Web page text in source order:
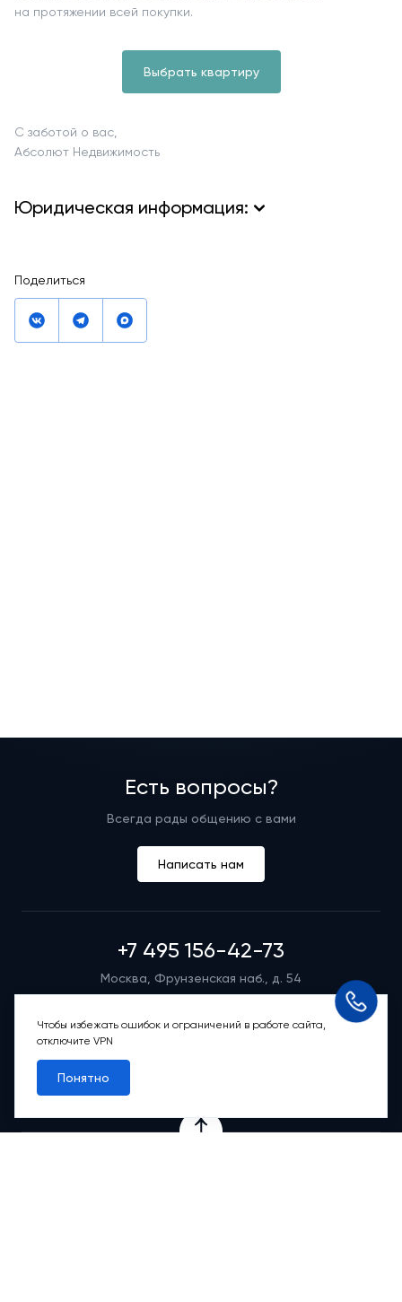
на протяжении всей покупки.
Выбрать квартиру
С заботой о вас,
Абсолют Недвижимость
Юридическая информация:
по лимитированному пулу квартир. Программа
распространяются на покупку квартир в 5 корпусе 11 Фазы
строительства.
Поделиться
Есть вопросы?
Всегда рады общению с вами
Написать нам
+7 495 156-42-73
Москва, Фрунзенская наб., д. 54
Пн-вс: 9:00 – 21:00
Чтобы избежать ошибок и ограничений в работе сайта,
отключите VPN
Понятно